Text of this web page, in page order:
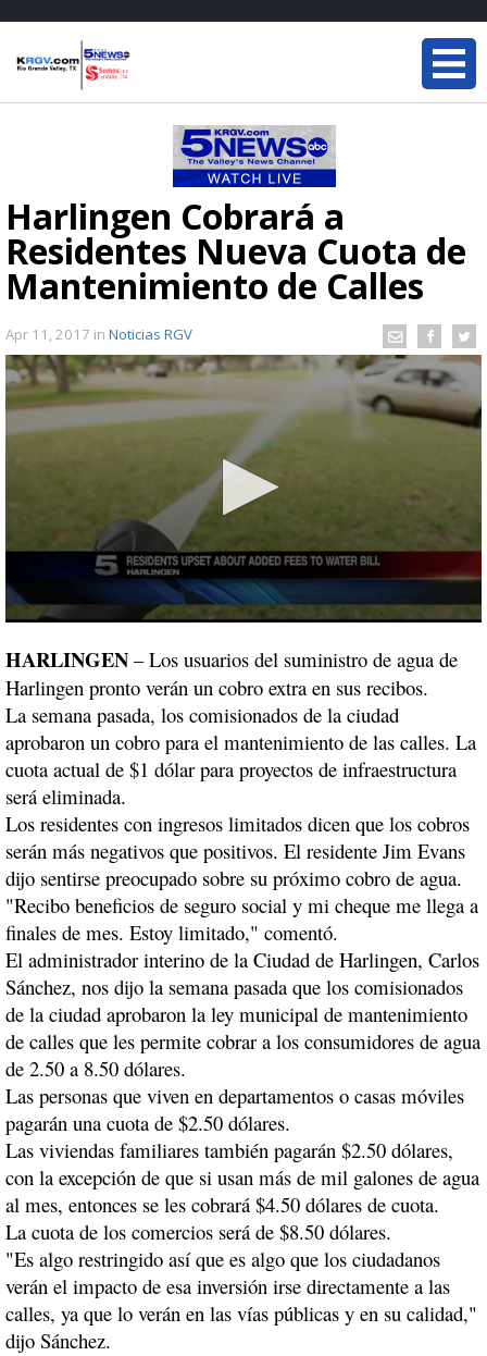
Harlingen Cobrará a
Residentes Nueva Cuota de
Mantenimiento de Calles
Apr 11, 2017 in Noticias RGV
of
1
minute,
58
seconds
HARLINGEN –Los usuarios del suministro de agua de
Harlingen pronto verán un cobro extra en sus recibos.
La semana pasada, los comisionados de la ciudad
aprobaron un cobro para el mantenimiento de las calles. La
cuota actual de $1 dólar para proyectos de infraestructura
será eliminada.
Los residentes con ingresos limitados dicen que los cobros
serán más negativos que positivos. El residente Jim Evans
dijo sentirse preocupado sobre su próximo cobro de agua.
"Recibo beneficios de seguro social y mi cheque me llega a
finales de mes. Estoy limitado," comentó.
El administrador interino de la Ciudad de Harlingen, Carlos
Sánchez, nos dijo la semana pasada que los comisionados
de la ciudad aprobaron la ley municipal de mantenimiento
de calles que les permite cobrar a los consumidores de agua
de 2.50 a 8.50 dólares.
Las personas que viven en departamentos o casas móviles
pagarán una cuota de $2.50 dólares.
Las viviendas familiares también pagarán $2.50 dólares,
con la excepción de que si usan más de mil galones de agua
al mes, entonces se les cobrará $4.50 dólares de cuota.
La cuota de los comercios será de $8.50 dólares.
"Es algo restringido así que es algo que los ciudadanos
verán el impacto de esa inversión irse directamente a las
calles, ya que lo verán en las vías públicas y en su calidad,"
dijo Sánchez.